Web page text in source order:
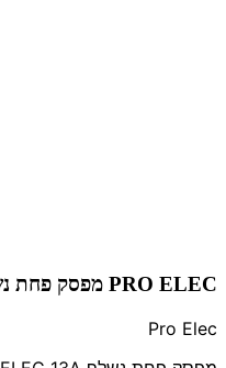
PRO ELEC מפסק פחת נשלף 13A, IP66, 30mA
Pro Elec